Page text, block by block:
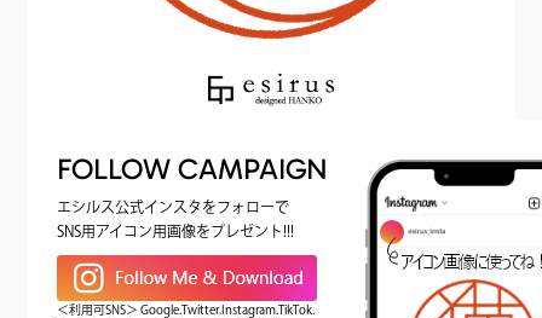
FOLLOW CAMPAIGN
エシルス公式インスタをフォローで
SNS用アイコン用画像をプレゼント!!!
＜利用可SNS＞ Google.Twitter.Instagram.TikTok.